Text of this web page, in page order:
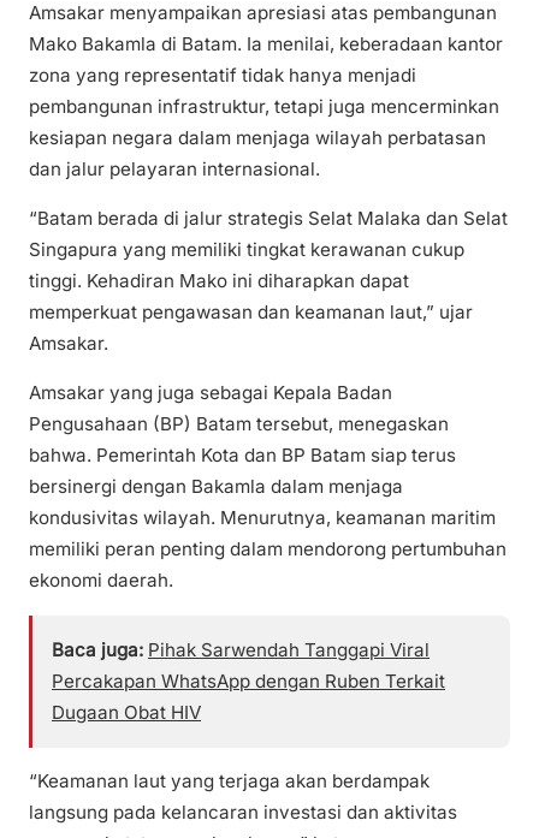
Amsakar menyampaikan apresiasi atas pembangunan
Mako Bakamla di Batam. Ia menilai, keberadaan kantor
zona yang representatif tidak hanya menjadi
pembangunan infrastruktur, tetapi juga mencerminkan
kesiapan negara dalam menjaga wilayah perbatasan
dan jalur pelayaran internasional.
“Batam berada di jalur strategis Selat Malaka dan Selat
Singapura yang memiliki tingkat kerawanan cukup
tinggi. Kehadiran Mako ini diharapkan dapat
memperkuat pengawasan dan keamanan laut,” ujar
Amsakar.
Amsakar yang juga sebagai Kepala Badan
Pengusahaan (BP) Batam tersebut, menegaskan
bahwa. Pemerintah Kota dan BP Batam siap terus
bersinergi dengan Bakamla dalam menjaga
kondusivitas wilayah. Menurutnya, keamanan maritim
memiliki peran penting dalam mendorong pertumbuhan
ekonomi daerah.
Baca juga: Pihak Sarwendah Tanggapi Viral
Percakapan WhatsApp dengan Ruben Terkait
Dugaan Obat HIV
“Keamanan laut yang terjaga akan berdampak
langsung pada kelancaran investasi dan aktivitas